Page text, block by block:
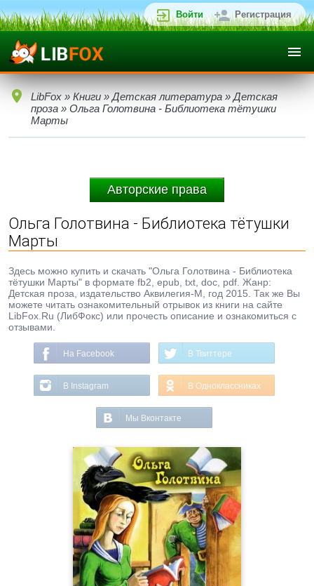
Войти Регистрация
LibFox » Книги » Детская литература » Детская
проза » Ольга Голотвина - Библиотека тётушки
Марты
Авторские права
Ольга Голотвина - Библиотека тётушки
Марты
Здесь можно купить и скачать "Ольга Голотвина - Библиотека
тётушки Марты" в формате fb2, epub, txt, doc, pdf. Жанр:
Детская проза, издательство Аквилегия-М, год 2015. Так же Вы
можете читать ознакомительный отрывок из книги на сайте
LibFox.Ru (ЛибФокс) или прочесть описание и ознакомиться с
отзывами.
На Facebook В Твиттере
В Instagram В Одноклассниках
Мы Вконтакте